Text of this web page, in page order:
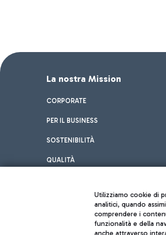
La nostra Mission
CORPORATE
PER IL BUSINESS
SOSTENIBILITÀ
QUALITÀ
Utilizziamo cookie di
analitici, quando
comprendere i
funzionalità e della
anche attraverso